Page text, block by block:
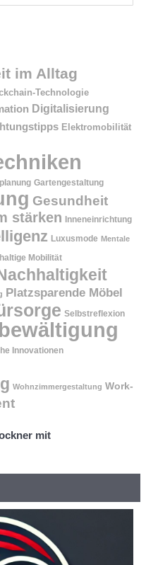
im Alltag
Technologie
Digitalisierung
Elektromobilität
Gartengestaltung
Gesundheit
stärken Inneneinrichtung
Luxusmode Mentale
Mobilität
Platzsparende Möbel
Selbstreflexion
Innovationen
Wohnzimmergestaltung Work-
mit